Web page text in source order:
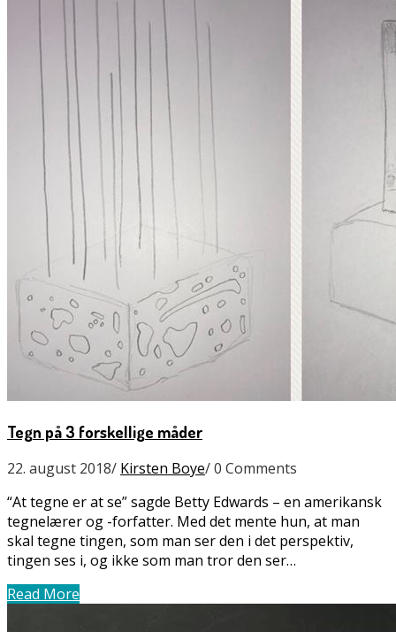
Tegn på 3 forskellige måder
22. august 2018/ Kirsten Boye/0 Comments
“At tegne er at se” sagde Betty Edwards – en amerikansk
tegnelærer og -forfatter. Med det mente hun, at man
skal tegne tingen, som man ser den i det perspektiv,
tingen ses i, og ikke som man tror den ser…
Read More